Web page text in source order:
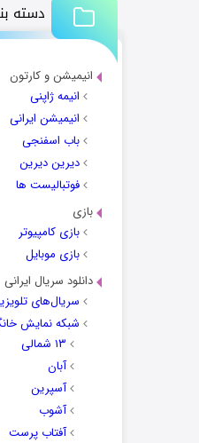
دسته
انیمیشن و کارتون
انیمه ژاپنی
انیمیشن ایرانی
باب اسفنجی
دیرین دیرین
فوتبالیست ها
بازی
بازی کامپیوتر
بازی موبایل
دانلود سریال ایرانی
سریال‌های
شبکه نمایش
۱۳ شمالی
آبان
آسپرین
آشوب
آفتاب پرست